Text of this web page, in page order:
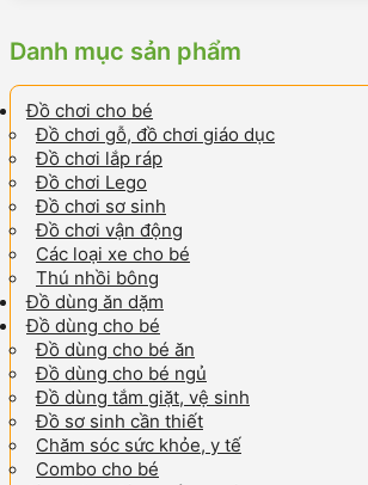
Danh mục sản phẩm
Đồ chơi cho bé
Đồ chơi gỗ, đồ chơi giáo dục
Đồ chơi lắp ráp
Đồ chơi Lego
Đồ chơi sơ sinh
Đồ chơi vận động
Các loại xe cho bé
Thú nhồi bông
Đồ dùng ăn dặm
Đồ dùng cho bé
Đồ dùng cho bé ăn
Đồ dùng cho bé ngủ
Đồ dùng tắm giặt, vệ sinh
Đồ sơ sinh cần thiết
Chăm sóc sức khỏe, y tế
Combo cho bé